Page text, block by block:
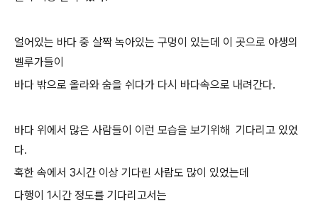
얼어있는 바다 중 살짝 녹아있는 구멍이 있는데 이 곳으로 야생의
벨루가들이
바다 밖으로 올라와 숨을 쉬다가 다시 바다속으로 내려간다.
바다 위에서 많은 사람들이 이런 모습을 보기위해 기다리고 있었
다.
혹한 속에서 3시간 이상 기다린 사람도 많이 있었는데
다행이 1시간 정도를 기다리고서는